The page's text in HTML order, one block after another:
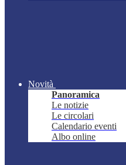
Novità
Panoramica
Le notizie
Le circolari
Calendario eventi
Albo online